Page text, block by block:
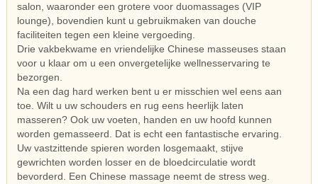
salon, waaronder een grotere voor duomassages (VIP
lounge), bovendien kunt u gebruikmaken van douche
faciliteiten tegen een kleine vergoeding.
Drie vakbekwame en vriendelijke Chinese masseuses staan
voor u klaar om u een onvergetelijke wellnesservaring te
bezorgen.
Na een dag hard werken bent u er misschien wel eens aan
toe. Wilt u uw schouders en rug eens heerlijk laten
masseren? Ook uw voeten, handen en uw hoofd kunnen
worden gemasseerd. Dat is echt een fantastische ervaring.
Uw vastzittende spieren worden losgemaakt, stijve
gewrichten worden losser en de bloedcirculatie wordt
bevorderd. Een Chinese massage neemt de stress weg.